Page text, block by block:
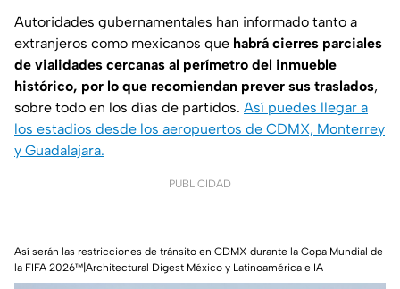
Autoridades gubernamentales han informado tanto a
extranjeros como mexicanos que habrá cierres parciales
de vialidades cercanas al perímetro del inmueble
histórico, por lo que recomiendan prever sus traslados,
sobre todo en los días de partidos. Así puedes llegar a
los estadios desde los aeropuertos de CDMX, Monterrey
y Guadalajara.
PUBLICIDAD
Así serán las restricciones de tránsito en CDMX durante la Copa Mundial de
la FIFA 2026™|Architectural Digest México y Latinoamérica e IA